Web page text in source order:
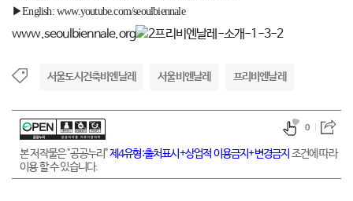
▶English: www.youtube.com/seoulbiennale
www.seoulbiennale.org
서울도시건축비엔날레 서울비엔날레 프리비엔날레
본 저작물은 "공공누리"제4유형:출처표시+상업적 이용금지+변경금지 조건에 따라
이용 할 수 있습니다.
0